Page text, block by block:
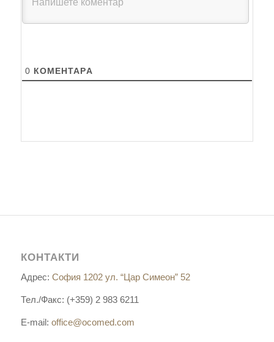
0 КОМЕНТАРA
КОНТАКТИ
Адрес: София 1202 ул. “Цар Симеон” 52
Тел./Факс: (+359) 2 983 6211
E-mail: office@ocomed.com